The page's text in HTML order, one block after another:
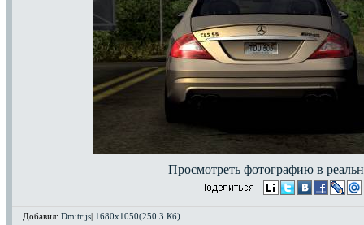
Просмотреть фотографию в
Добавил: Dmitrijs| 1680x1050(250.3 Кб)